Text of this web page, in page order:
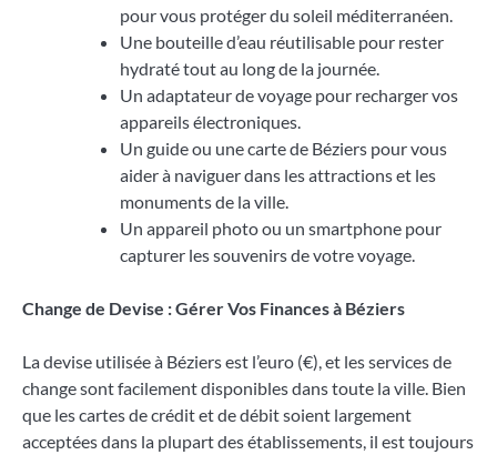
pour vous protéger du soleil méditerranéen.
Une bouteille d’eau réutilisable pour rester
hydraté tout au long de la journée.
Un adaptateur de voyage pour recharger vos
appareils électroniques.
Un guide ou une carte de Béziers pour vous
aider à naviguer dans les attractions et les
monuments de la ville.
Un appareil photo ou un smartphone pour
capturer les souvenirs de votre voyage.
Change de Devise : Gérer Vos Finances à Béziers
La devise utilisée à Béziers est l’euro (€), et les services de
change sont facilement disponibles dans toute la ville. Bien
que les cartes de crédit et de débit soient largement
acceptées dans la plupart des établissements, il est toujours